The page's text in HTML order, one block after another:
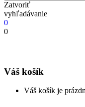
Zatvoriť
vyhľadávanie
0
0
Váš košík
Váš košík je